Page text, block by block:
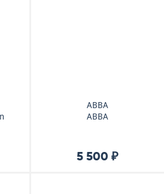
ABBA
ABBA
5 500 ₽